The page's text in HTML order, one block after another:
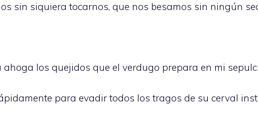
sin siquiera tocarnos, que nos besamos sin ningún
los quejidos que el verdugo prepara en mi
para evadir todos los tragos de su cerval